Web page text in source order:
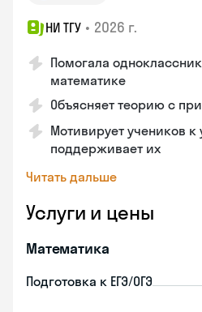
НИ ТГУ • 2026 г.
Помогала
математике
Объясняет теорию с
Мотивирует учеников к
поддерживает их
Читать дальше
Услуги и цены
Математика
Подготовка к ЕГЭ/ОГЭ